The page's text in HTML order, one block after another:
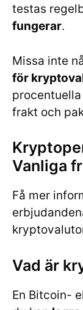
testas
fungerar.
Missa inte
för
frakt och
Vanliga
Få mer
Vad är
En Bitcoin-